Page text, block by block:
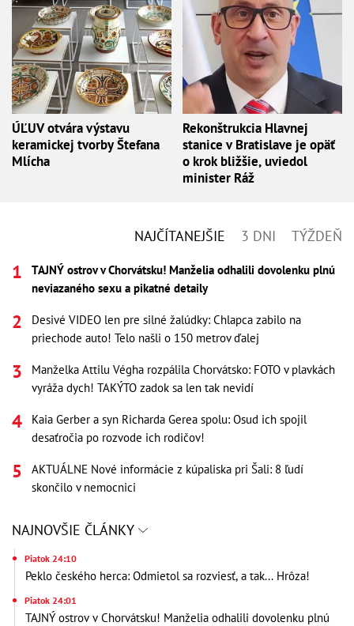
ÚĽUV otvára výstavu
keramickej tvorby Štefana
Mlícha
Rekonštrukcia Hlavnej
stanice v Bratislave je opäť
o krok bližšie, uviedol
minister Ráž
NAJČÍTANEJŠIE 3 DNI TÝŽDEŇ
TAJNÝ ostrov v Chorvátsku! Manželia odhalili dovolenku plnú
neviazaného sexu a pikatné detaily
Desivé VIDEO len pre silné žalúdky: Chlapca zabilo na
priechode auto! Telo našli o 150 metrov ďalej
Manželka Attilu Végha rozpálila Chorvátsko: FOTO v plavkách
vyráža dych! TAKÝTO zadok sa len tak nevidí
Kaia Gerber a syn Richarda Gerea spolu: Osud ich spojil
desaťročia po rozvode ich rodičov!
AKTUÁLNE Nové informácie z kúpaliska pri Šali: 8 ľudí
skončilo v nemocnici
NAJNOVŠIE ČLÁNKY
Piatok 24:10
Peklo českého herca: Odmietol sa rozviesť, a tak... Hrôza!
Piatok 24:01
TAJNÝ ostrov v Chorvátsku! Manželia odhalili dovolenku plnú